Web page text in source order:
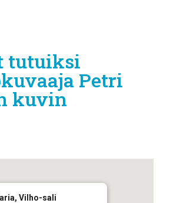
tutuiksi
Petri
kuvin
Vilho-sali